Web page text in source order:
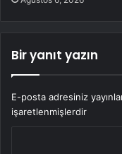
Bir yanıt yazın
E-posta adresiniz
işaretlenmişlerdir